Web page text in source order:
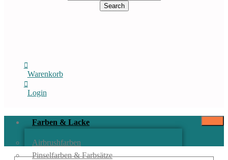
search
Search
Warenkorb
Login
Farben & Lacke
Airbrushfarben
Pinselfarben & Farbsätze